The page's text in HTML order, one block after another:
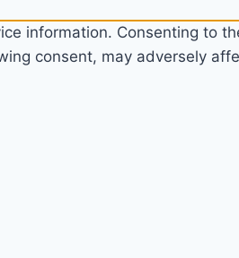
information. Consenting to
consent, may adversely